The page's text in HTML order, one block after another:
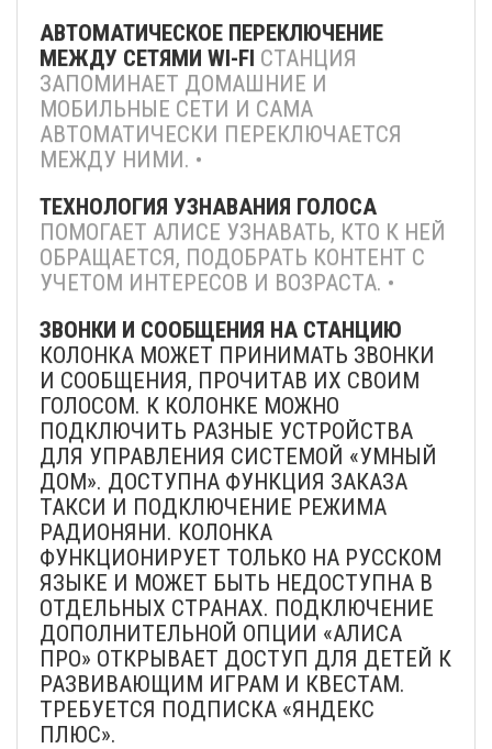
АВТОМАТИЧЕСКОЕ ПЕРЕКЛЮЧЕНИЕ
МЕЖДУ СЕТЯМИ WI-FI СТАНЦИЯ
ЗАПОМИНАЕТ ДОМАШНИЕ И
МОБИЛЬНЫЕ СЕТИ И САМА
АВТОМАТИЧЕСКИ ПЕРЕКЛЮЧАЕТСЯ
МЕЖДУ НИМИ. •
ТЕХНОЛОГИЯ УЗНАВАНИЯ ГОЛОСА
ПОМОГАЕТ АЛИСЕ УЗНАВАТЬ, КТО К НЕЙ
ОБРАЩАЕТСЯ, ПОДОБРАТЬ КОНТЕНТ С
УЧЕТОМ ИНТЕРЕСОВ И ВОЗРАСТА. •
ЗВОНКИ И СООБЩЕНИЯ НА СТАНЦИЮ
КОЛОНКА МОЖЕТ ПРИНИМАТЬ ЗВОНКИ
И СООБЩЕНИЯ, ПРОЧИТАВ ИХ СВОИМ
ГОЛОСОМ. К КОЛОНКЕ МОЖНО
ПОДКЛЮЧИТЬ РАЗНЫЕ УСТРОЙСТВА
ДЛЯ УПРАВЛЕНИЯ СИСТЕМОЙ «УМНЫЙ
ДОМ». ДОСТУПНА ФУНКЦИЯ ЗАКАЗА
ТАКСИ И ПОДКЛЮЧЕНИЕ РЕЖИМА
РАДИОНЯНИ. КОЛОНКА
ФУНКЦИОНИРУЕТ ТОЛЬКО НА РУССКОМ
ЯЗЫКЕ И МОЖЕТ БЫТЬ НЕДОСТУПНА В
ОТДЕЛЬНЫХ СТРАНАХ. ПОДКЛЮЧЕНИЕ
ДОПОЛНИТЕЛЬНОЙ ОПЦИИ «АЛИСА
ПРО» ОТКРЫВАЕТ ДОСТУП ДЛЯ ДЕТЕЙ К
РАЗВИВАЮЩИМ ИГРАМ И КВЕСТАМ.
ТРЕБУЕТСЯ ПОДПИСКА «ЯНДЕКС
ПЛЮС».